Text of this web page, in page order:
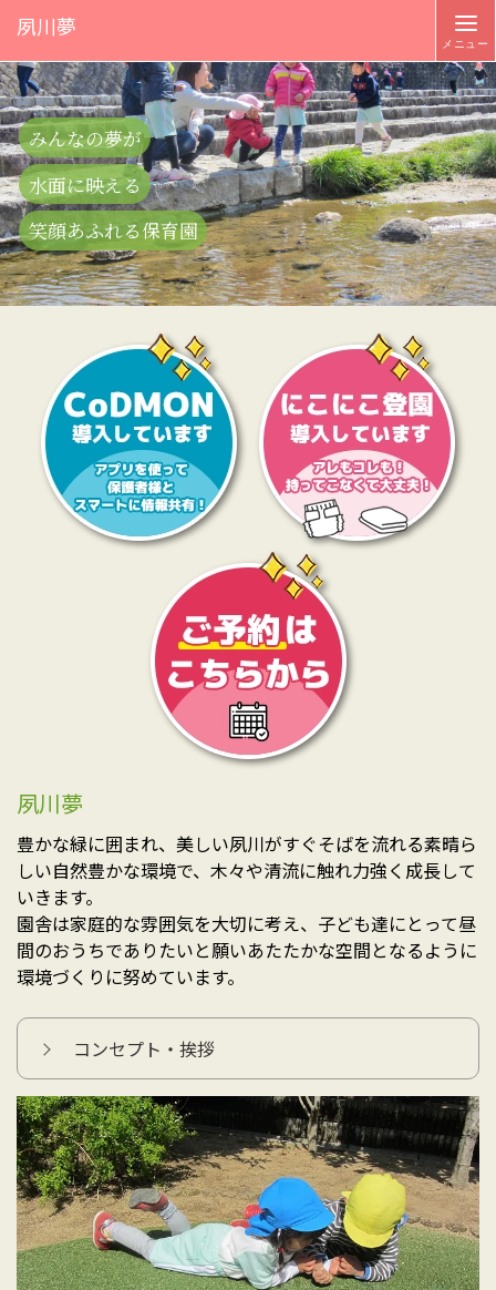
夙川夢
みんなの夢が
水面に映える
笑顔あふれる保育園
夙川夢
豊かな緑に囲まれ、美しい夙川がすぐそばを流れる素晴ら
しい自然豊かな環境で、木々や清流に触れ力強く成長して
いきます。
園舎は家庭的な雰囲気を大切に考え、子ども達にとって昼
間のおうちでありたいと願いあたたかな空間となるように
環境づくりに努めています。
コンセプト・挨拶